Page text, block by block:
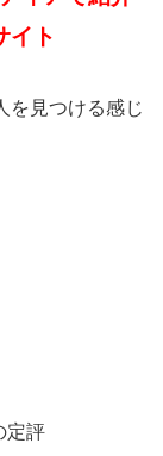
イト
を見つける感じ
定評